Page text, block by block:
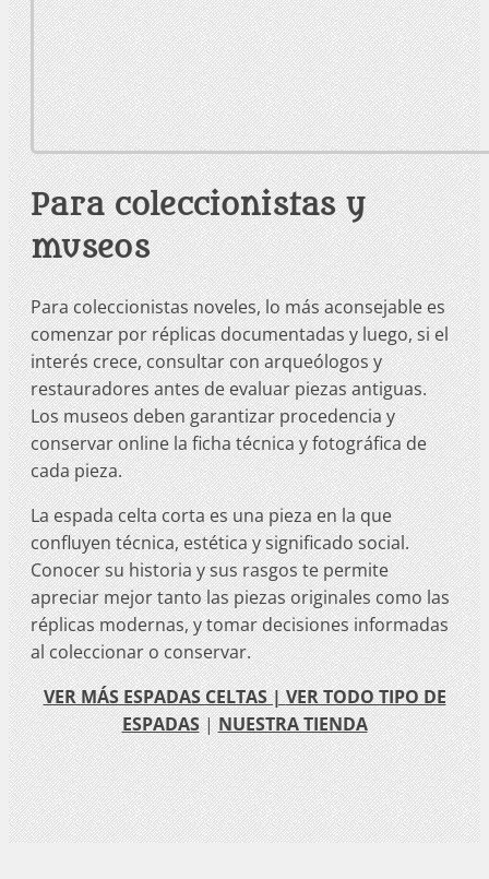
Para coleccionistas y
museos
Para coleccionistas noveles, lo más aconsejable es
comenzar por réplicas documentadas y luego, si el
interés crece, consultar con arqueólogos y
restauradores antes de evaluar piezas antiguas.
Los museos deben garantizar procedencia y
conservar online la ficha técnica y fotográfica de
cada pieza.
La espada celta corta es una pieza en la que
confluyen técnica, estética y significado social.
Conocer su historia y sus rasgos te permite
apreciar mejor tanto las piezas originales como las
réplicas modernas, y tomar decisiones informadas
al coleccionar o conservar.
VER MÁS ESPADAS CELTAS |VER TODO TIPO DE
ESPADAS|NUESTRA TIENDA